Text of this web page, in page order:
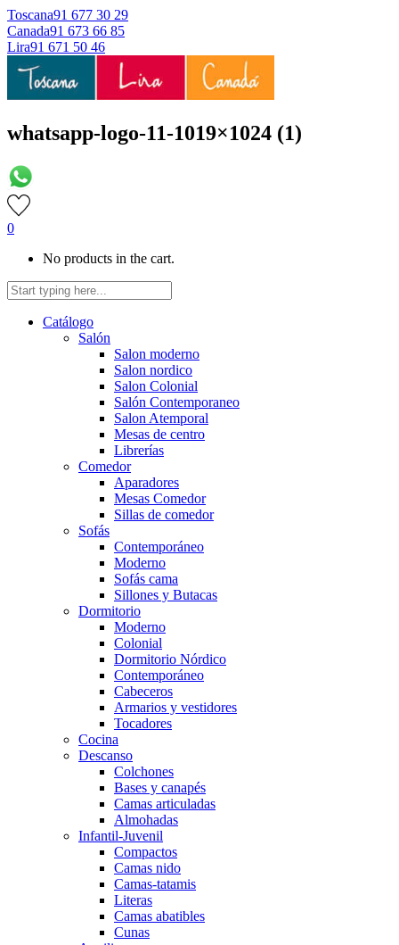
Toscana91 677 30 29
Canada91 673 66 85
Lira91 671 50 46
whatsapp-logo-11-1019×1024 (1)
0
No products in the cart.
Catálogo
Salón
Salon moderno
Salon nordico
Salon Colonial
Salón Contemporaneo
Salon Atemporal
Mesas de centro
Librerías
Comedor
Aparadores
Mesas Comedor
Sillas de comedor
Sofás
Contemporáneo
Moderno
Sofás cama
Sillones y Butacas
Dormitorio
Moderno
Colonial
Dormitorio Nórdico
Contemporáneo
Cabeceros
Armarios y vestidores
Tocadores
Cocina
Descanso
Colchones
Bases y canapés
Camas articuladas
Almohadas
Infantil-Juvenil
Compactos
Camas nido
Camas-tatamis
Literas
Camas abatibles
Cunas